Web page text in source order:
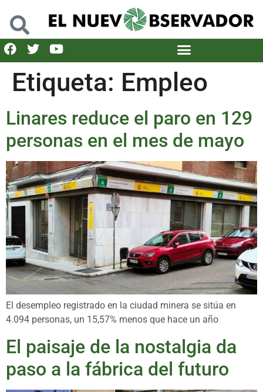
Etiqueta: Empleo
Linares reduce el paro en 129
personas en el mes de mayo
El desempleo registrado en la ciudad minera se sitúa en
4.094 personas, un 15,57% menos que hace un año
El paisaje de la nostalgia da
paso a la fábrica del futuro